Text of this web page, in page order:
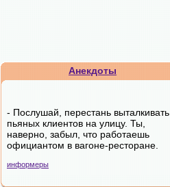
Анекдоты
- Послушай, перестань выталкивать
пьяных клиентов на улицу. Ты,
наверно, забыл, что работаешь
официантом в вагоне-ресторане.
информеры